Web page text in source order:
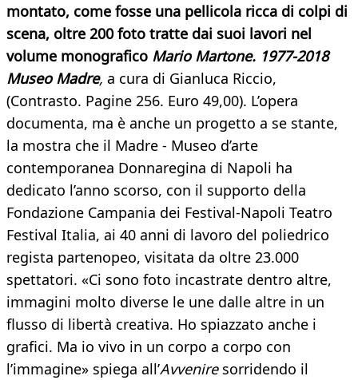
montato, come fosse una pellicola ricca di colpi di
scena, oltre 200 foto tratte dai suoi lavori nel
volume monografico Mario Martone. 1977-2018
Museo Madre, a cura di Gianluca Riccio,
(Contrasto. Pagine 256. Euro 49,00). L’opera
documenta, ma è anche un progetto a se stante,
la mostra che il Madre - Museo d’arte
contemporanea Donnaregina di Napoli ha
dedicato l’anno scorso, con il supporto della
Fondazione Campania dei Festival-Napoli Teatro
Festival Italia, ai 40 anni di lavoro del poliedrico
regista partenopeo, visitata da oltre 23.000
spettatori. «Ci sono foto incastrate dentro altre,
immagini molto diverse le une dalle altre in un
flusso di libertà creativa. Ho spiazzato anche i
grafici. Ma io vivo in un corpo a corpo con
l’immagine» spiega all’Avvenire sorridendo il